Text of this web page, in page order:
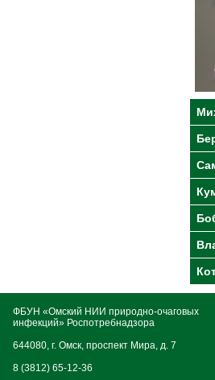
ФБУН «Омский НИИ природно-очаговых
инфекций» Роспотребнадзора
644080, г. Омск, проспект Мира, д. 7
8 (3812) 65-12-36